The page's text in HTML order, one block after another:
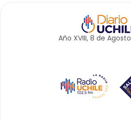
Año XVIII, 8 de Agosto